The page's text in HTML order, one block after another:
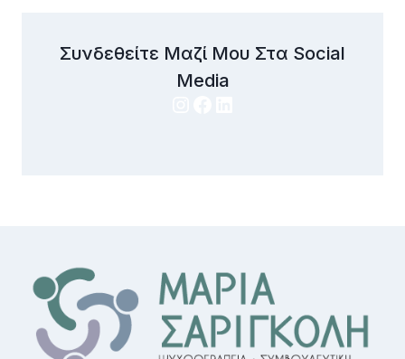
Συνδεθείτε Μαζί Μου Στα Social
Media